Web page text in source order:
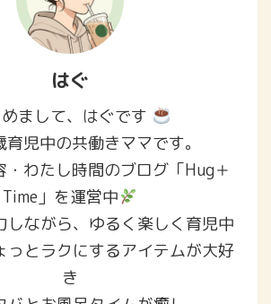
はぐ
まして、はぐです
児中の共働きママです。
・わたし時間のブログ「Hug＋
Time」を運営中
ながら、ゆるく楽しく育児中
とラクにするアイテムが大好
き